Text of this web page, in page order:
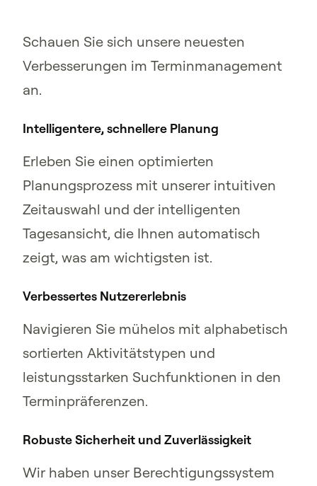
Schauen Sie sich unsere neuesten
Verbesserungen im Terminmanagement
an.
Intelligentere, schnellere Planung
Erleben Sie einen optimierten
Planungsprozess mit unserer intuitiven
Zeitauswahl und der intelligenten
Tagesansicht, die Ihnen automatisch
zeigt, was am wichtigsten ist.
Verbessertes Nutzererlebnis
Navigieren Sie mühelos mit alphabetisch
sortierten Aktivitätstypen und
leistungsstarken Suchfunktionen in den
Terminpräferenzen.
Robuste Sicherheit und Zuverlässigkeit
Wir haben unser Berechtigungssystem